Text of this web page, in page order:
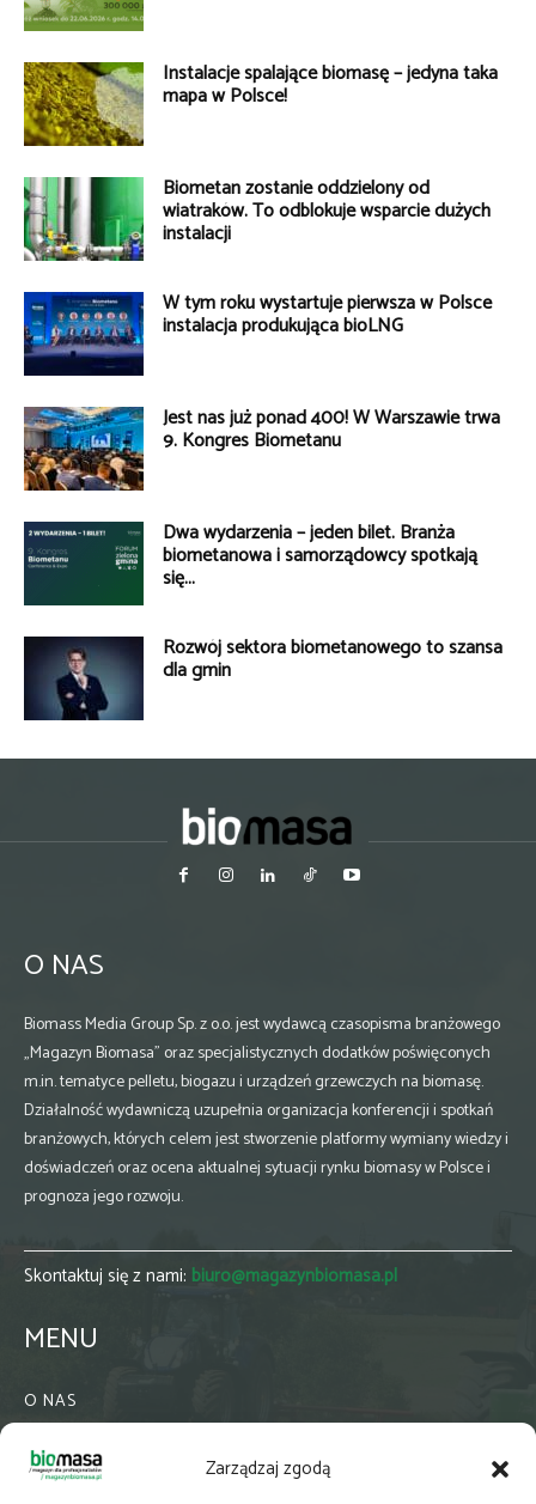
Zarządzaj zgodą
Instalacje spalające biomasę – jedyna taka
mapa w Polsce!
Biometan zostanie oddzielony od
wiatraków. To odblokuje wsparcie dużych
instalacji
W tym roku wystartuje pierwsza w Polsce
instalacja produkująca bioLNG
Jest nas już ponad 400! W Warszawie trwa
9. Kongres Biometanu
Dwa wydarzenia – jeden bilet. Branża
biometanowa i samorządowcy spotkają
się...
Rozwój sektora biometanowego to szansa
dla gmin
O NAS
Biomass Media Group Sp. z o.o. jest wydawcą czasopisma branżowego
„Magazyn Biomasa” oraz specjalistycznych dodatków poświęconych
m.in. tematyce pelletu, biogazu i urządzeń grzewczych na biomasę.
Działalność wydawniczą uzupełnia organizacja konferencji i spotkań
branżowych, których celem jest stworzenie platformy wymiany wiedzy i
doświadczeń oraz ocena aktualnej sytuacji rynku biomasy w Polsce i
prognoza jego rozwoju.
Skontaktuj się z nami: biuro@magazynbiomasa.pl
MENU
O NAS
WSPÓŁPRACA